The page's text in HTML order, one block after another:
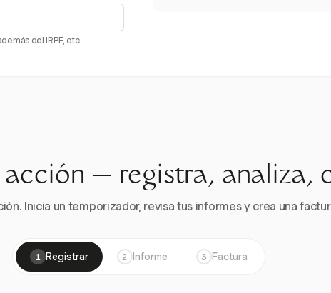
del IRPF, etc.
— registra, analiza,
Inicia un temporizador, revisa tus informes y crea una
1 Registrar 2 Informe 3 Factura